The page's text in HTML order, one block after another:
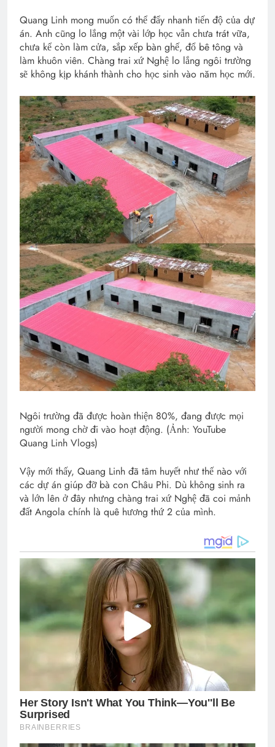
Quang Linh mong muốn có thể đẩy nhanh tiến độ của dự
án. Anh cũng lo lắng một vài lớp học vẫn chưa trát vữa,
chưa kể còn làm cửa, sắp xếp bàn ghế, đổ bê tông và
làm khuôn viên. Chàng trai xứ Nghệ lo lắng ngôi trường
sẽ không kịp khánh thành cho học sinh vào năm học mới.
Ngôi trường đã được hoàn thiện 80%, đang được mọi
người mong chờ đi vào hoạt động. (Ảnh: YouTube
Quang Linh Vlogs)
Vậy mới thấy, Quang Linh đã tâm huyết như thế nào với
các dự án giúp đỡ bà con Châu Phi. Dù không sinh ra
và lớn lên ở đây nhưng chàng trai xứ Nghệ đã coi mảnh
đất Angola chính là quê hương thứ 2 của mình.